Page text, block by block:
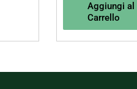
Aggiungi al
Carrello